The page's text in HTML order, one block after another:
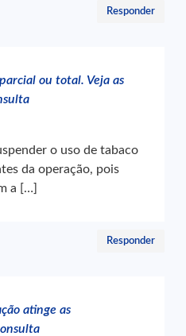
Responder
ou total. Veja as
o uso de tabaco
da operação, pois
a […]
Responder
atinge as